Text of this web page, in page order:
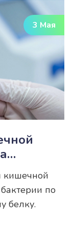
3 Мая
кишечной
по
белку.